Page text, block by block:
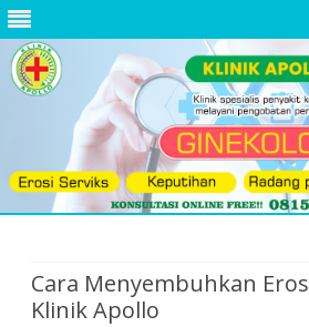
Cara Menyembuhkan
Klinik Apollo